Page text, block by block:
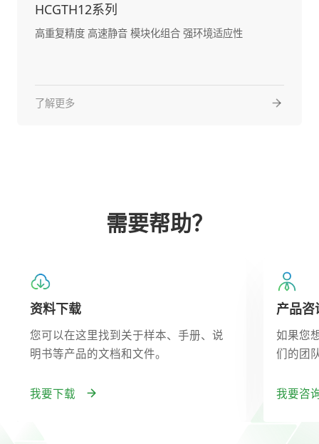
HCGTH12系列
高重复精度 高速静音 模块化组合 强环境适应性
了解更多
需要帮助？
资料下载
您可以在这里找到关于样本、手册、说
明书等产品的文档和文件。
我要下载
产品咨
如果您
们的团
我要咨